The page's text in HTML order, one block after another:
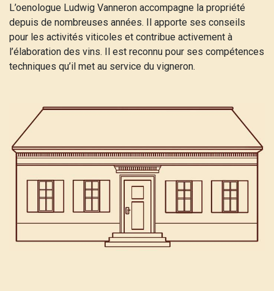
L’oenologue Ludwig Vanneron accompagne la propriété
depuis de nombreuses années. Il apporte ses conseils
pour les activités viticoles et contribue activement à
l’élaboration des vins. Il est reconnu pour ses compétences
techniques qu’il met au service du vigneron.